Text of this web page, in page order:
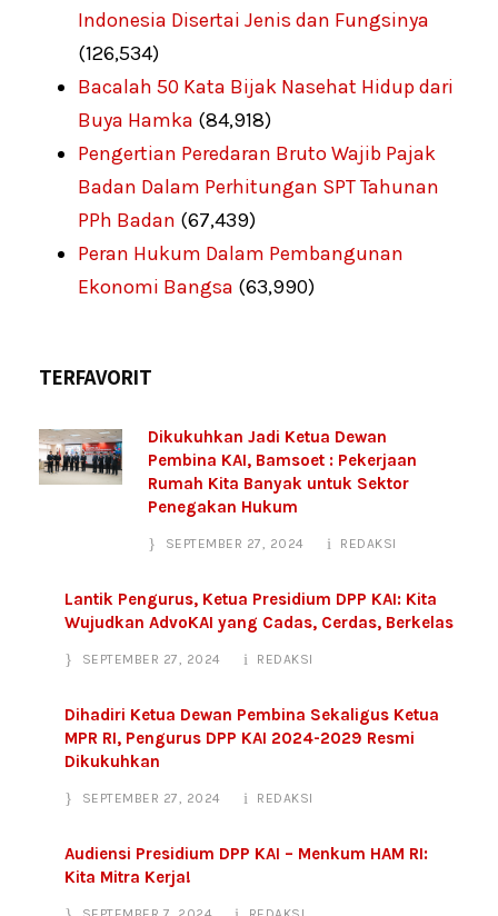
Indonesia Disertai Jenis dan Fungsinya
(126,534)
Bacalah 50 Kata Bijak Nasehat Hidup dari
Buya Hamka (84,918)
Pengertian Peredaran Bruto Wajib Pajak
Badan Dalam Perhitungan SPT Tahunan
PPh Badan (67,439)
Peran Hukum Dalam Pembangunan
Ekonomi Bangsa (63,990)
TERFAVORIT
Dikukuhkan Jadi Ketua Dewan
Pembina KAI, Bamsoet : Pekerjaan
Rumah Kita Banyak untuk Sektor
Penegakan Hukum
SEPTEMBER 27, 2024 REDAKSI
Lantik Pengurus, Ketua Presidium DPP KAI: Kita
Wujudkan AdvoKAI yang Cadas, Cerdas, Berkelas
SEPTEMBER 27, 2024 REDAKSI
Dihadiri Ketua Dewan Pembina Sekaligus Ketua
MPR RI, Pengurus DPP KAI 2024-2029 Resmi
Dikukuhkan
SEPTEMBER 27, 2024 REDAKSI
Audiensi Presidium DPP KAI – Menkum HAM RI:
Kita Mitra Kerja!